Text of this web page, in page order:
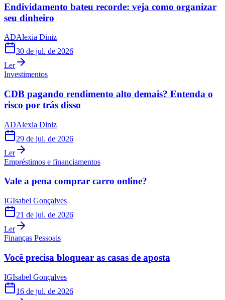
Endividamento bateu recorde: veja como organizar
seu dinheiro
ADAlexia Diniz
30 de jul. de 2026
Ler
Investimentos
CDB pagando rendimento alto demais? Entenda o
risco por trás disso
ADAlexia Diniz
29 de jul. de 2026
Ler
Empréstimos e financiamentos
Vale a pena comprar carro online?
IGIsabel Gonçalves
21 de jul. de 2026
Ler
Finanças Pessoais
Você precisa bloquear as casas de aposta
IGIsabel Gonçalves
16 de jul. de 2026